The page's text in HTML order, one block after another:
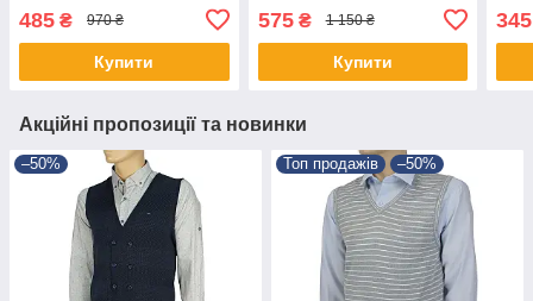
485 ₴ 970 ₴
Купити
575₴ 1 150 ₴
Купити
345
Акційні пропозиції та новинки
–50% Топ продажів –50%